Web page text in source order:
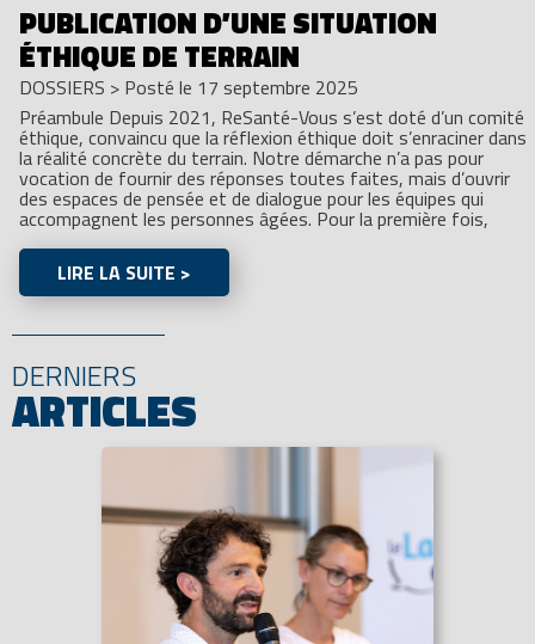
PUBLICATION D’UNE SITUATION
ÉTHIQUE DE TERRAIN
DOSSIERS > Posté le 17 septembre 2025
Préambule Depuis 2021, ReSanté-Vous s’est doté d’un comité
éthique, convaincu que la réflexion éthique doit s’enraciner dans
la réalité concrète du terrain. Notre démarche n’a pas pour
vocation de fournir des réponses toutes faites, mais d’ouvrir
des espaces de pensée et de dialogue pour les équipes qui
accompagnent les personnes âgées. Pour la première fois,
LIRE LA SUITE >
DERNIERS
ARTICLES